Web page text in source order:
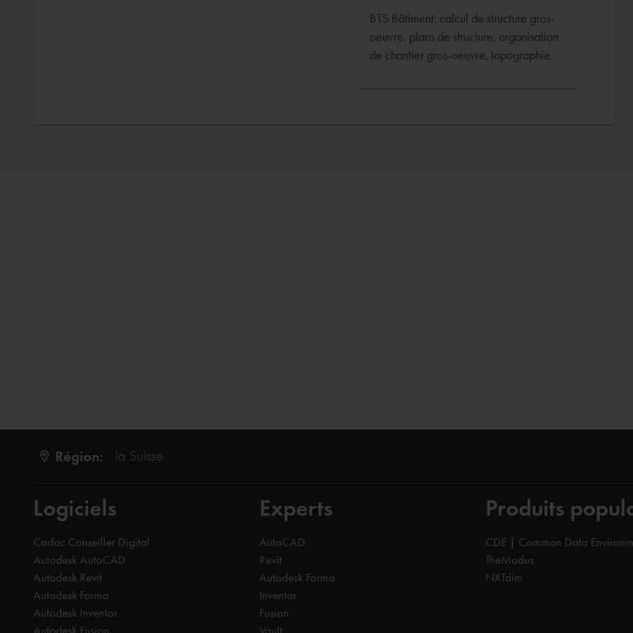
BTS Bâtiment: calcul de structure gros-
oeuvre, plans de structure, organisation
de chantier gros-oeuvre, topographie.
Région: la Suisse
Logiciels
Cadac Conseiller Digital
Autodesk AutoCAD
Autodesk Revit
Autodesk Forma
Autodesk Inventor
Experts
AutoCAD
Revit
Autodesk Forma
Inventor
Fusion
Produits
CDE | Common Data
TheModus
NXTdim